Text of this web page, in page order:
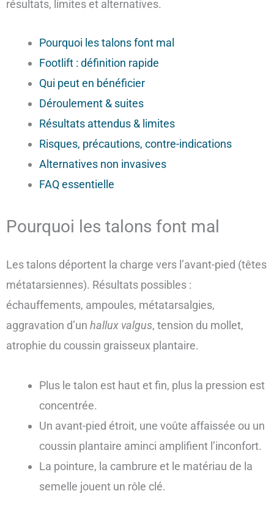
résultats, limites et alternatives.
Pourquoi les talons font mal
Footlift : définition rapide
Qui peut en bénéficier
Déroulement & suites
Résultats attendus & limites
Risques, précautions, contre-indications
Alternatives non invasives
FAQ essentielle
Pourquoi les talons font mal
Les talons déportent la charge vers l’avant-pied (têtes
métatarsiennes). Résultats possibles :
échauffements, ampoules, métatarsalgies,
aggravation d’un hallux valgus, tension du mollet,
atrophie du coussin graisseux plantaire.
Plus le talon est haut et fin, plus la pression est
concentrée.
Un avant-pied étroit, une voûte affaissée ou un
coussin plantaire aminci amplifient l’inconfort.
La pointure, la cambrure et le matériau de la
semelle jouent un rôle clé.